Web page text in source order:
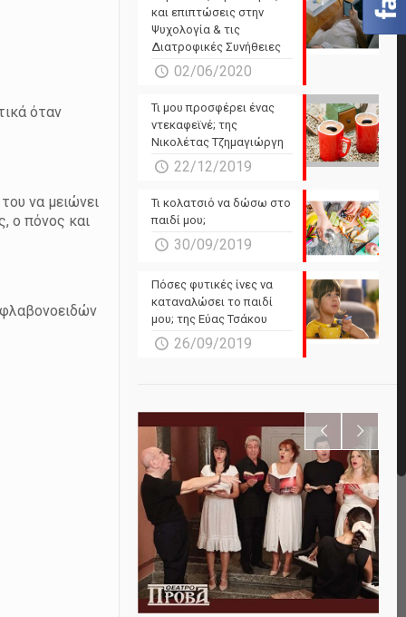
όταν
να μειώνει
ο πόνος και
φλαβονοειδών
και επιπτώσεις στην
Ψυχολογία & τις
Διατροφικές Συνήθειες
02/06/2020
Τι μου προσφέρει ένας
ντεκαφεϊνέ; της
Νικολέτας Τζημαγιώργη
22/12/2019
Τι κολατσιό να δώσω στο
παιδί μου;
30/09/2019
Πόσες φυτικές ίνες να
καταναλώσει το παιδί
μου; της Εύας Τσάκου
26/09/2019